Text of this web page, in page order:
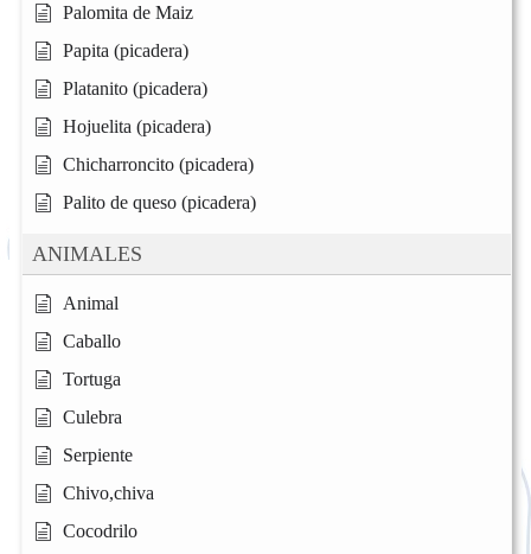
Palomita de Maiz
Papita (picadera)
Platanito (picadera)
Hojuelita (picadera)
Chicharroncito (picadera)
Palito de queso (picadera)
ANIMALES
Animal
Caballo
Tortuga
Culebra
Serpiente
Chivo,chiva
Cocodrilo